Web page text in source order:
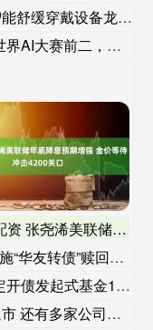
穿戴设备龙头 上市
前二，美AI终究
美联储年底降息预期增强 金价等待冲击4200
转债”赎回暨摘牌
起式基金12月4日分
多家公司在摘牌路